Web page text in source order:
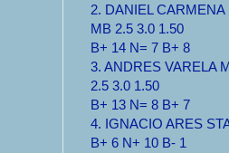
2. DANIEL CARMENA
MB 2.5 3.0 1.50
B+ 14 N= 7 B+ 8
3. ANDRES VARELA
2.5 3.0 1.50
B+ 13 N= 8 B+ 7
4. IGNACIO ARES
B+ 6 N+ 10 B- 1